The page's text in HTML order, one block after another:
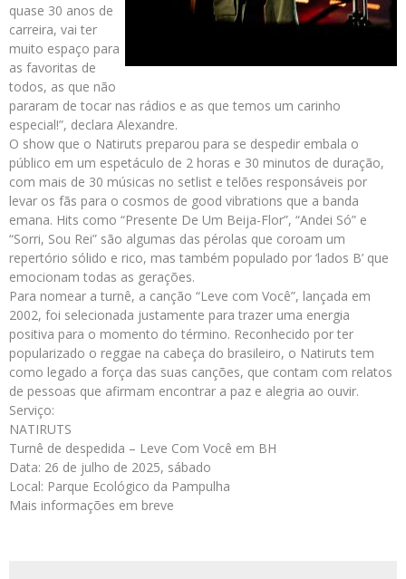
quase 30 anos de
carreira, vai ter
muito espaço para
as favoritas de
todos, as que não
pararam de tocar nas rádios e as que temos um carinho
especial!”, declara Alexandre.
O show que o Natiruts preparou para se despedir embala o
público em um espetáculo de 2 horas e 30 minutos de duração,
com mais de 30 músicas no setlist e telões responsáveis por
levar os fãs para o cosmos de good vibrations que a banda
emana. Hits como “Presente De Um Beija-Flor”, “Andei Só” e
“Sorri, Sou Rei” são algumas das pérolas que coroam um
repertório sólido e rico, mas também populado por ‘lados B’ que
emocionam todas as gerações.
Para nomear a turnê, a canção “Leve com Você”, lançada em
2002, foi selecionada justamente para trazer uma energia
positiva para o momento do término. Reconhecido por ter
popularizado o reggae na cabeça do brasileiro, o Natiruts tem
como legado a força das suas canções, que contam com relatos
de pessoas que afirmam encontrar a paz e alegria ao ouvir.
Serviço:
NATIRUTS
Turnê de despedida – Leve Com Você em BH
Data: 26 de julho de 2025, sábado
Local: Parque Ecológico da Pampulha
Mais informações em breve